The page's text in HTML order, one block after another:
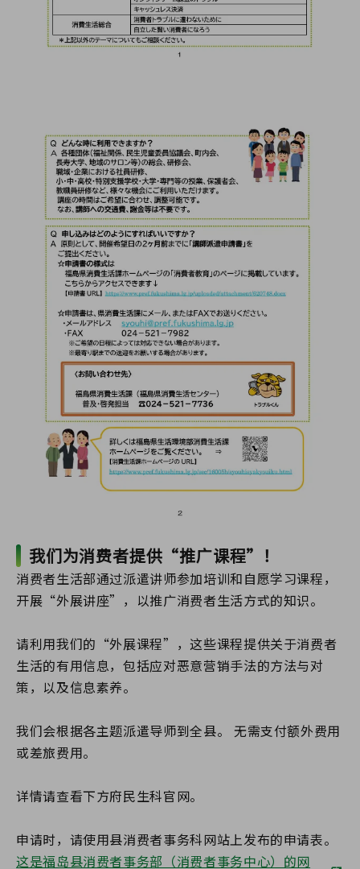
我们为消费者提供“推广课程”！
消费者生活部通过派遣讲师参加培训和自愿学习课程，
开展“外展讲座”，以推广消费者生活方式的知识。
请利用我们的“外展课程”，这些课程提供关于消费者
生活的有用信息，包括应对恶意营销手法的方法与对
策，以及信息素养。
我们会根据各主题派遣导师到全县。 无需支付额外费用
或差旅费用。
详情请查看下方府民生科官网。
申请时，请使用县消费者事务科网站上发布的申请表。
这是福岛县消费者事务部（消费者事务中心）的网